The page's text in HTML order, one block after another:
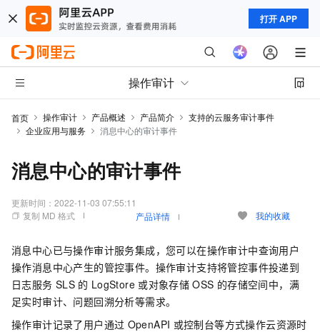
打开 APP
操作审计
首页 操作审计 产品概述 产品简介
支持的云服务审计事件
企业应用与服务
消息中心的审计事件
消息中心的审计事件
更新时间： 2022-11-03 07:55:11
复制 MD 格式
产品详情 我的收藏
消息中心已与操作审计服务集成，您可以在操作审计中查询用户
操作消息中心产生的管控事件。操作审计支持将管控事件投递到
日志服务 SLS 的 LogStore 或对象存储 OSS 的存储空间中，满
足实时审计、问题回溯分析等需求。
操作审计记录了用户通过 OpenAPI 或控制台等方式操作云资源时